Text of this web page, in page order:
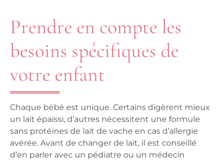
Prendre en compte les
besoins spécifiques de
votre enfant
Chaque bébé est unique. Certains digèrent mieux
un lait épaissi, d’autres nécessitent une formule
sans protéines de lait de vache en cas d’allergie
avérée. Avant de changer de lait, il est conseillé
d’en parler avec un pédiatre ou un médecin